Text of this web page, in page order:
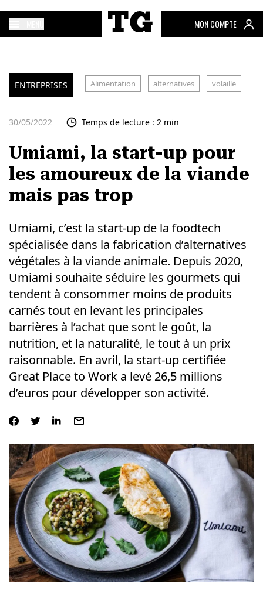
MON COMPTE
ENTREPRISES Alimentation alternatives volaille
30/05/2022 Temps de lecture : 2 min
Umiami, la start-up pour
les amoureux de la viande
mais pas trop
Umiami, c’est la start-up de la foodtech
spécialisée dans la fabrication d’alternatives
végétales à la viande animale. Depuis 2020,
Umiami souhaite séduire les gourmets qui
tendent à consommer moins de produits
carnés tout en levant les principales
barrières à l’achat que sont le goût, la
nutrition, et la naturalité, le tout à un prix
raisonnable. En avril, la start-up certifiée
Great Place to Work a levé 26,5 millions
d’euros pour développer son activité.